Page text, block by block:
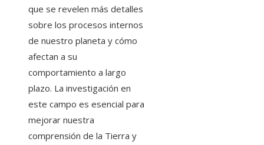
que se revelen más detalles
sobre los procesos internos
de nuestro planeta y cómo
afectan a su
comportamiento a largo
plazo. La investigación en
este campo es esencial para
mejorar nuestra
comprensión de la Tierra y